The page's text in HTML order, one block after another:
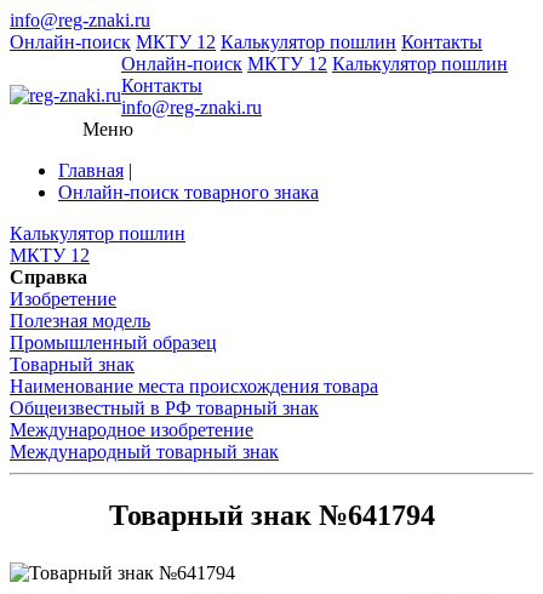
info@reg-znaki.ru
Онлайн-поиск МКТУ 12 Калькулятор пошлин Контакты
Онлайн-поиск МКТУ 12 Калькулятор пошлин
Контакты
info@reg-znaki.ru
Меню
Главная |
Онлайн-поиск товарного знака
Калькулятор пошлин
МКТУ 12
Справка
Изобретение
Полезная модель
Промышленный образец
Товарный знак
Наименование места происхождения товара
Общеизвестный в РФ товарный знак
Международное изобретение
Международный товарный знак
Товарный знак №641794